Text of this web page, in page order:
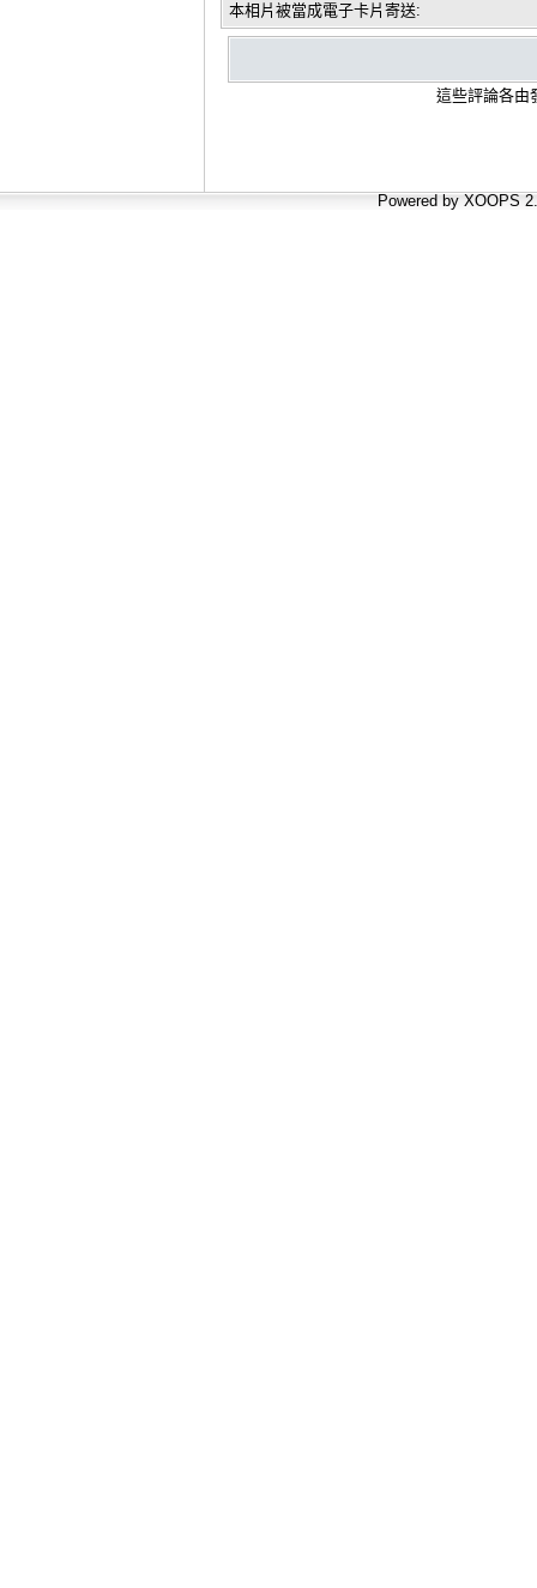
本相片被當成電子卡片寄送:
這些評論各由
Powered by XOOPS